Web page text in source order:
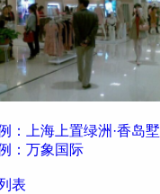
：上海上置绿洲·香岛墅
：万象国际
表